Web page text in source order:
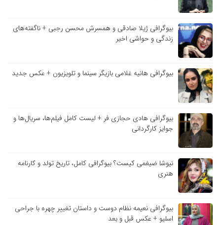
بیوگرافی ژیلا صادقی و همسرش محسن رجبی + ناگفته‌های
زندگی و حواشی اخیر
بیوگرافی هانیه غلامی بازیگر سینما و تلویزیون + عکس جدید
بیوگرافی هادی حجازی فر + لیست کامل فیلم‌ها، سریال‌ها و
جوایز کارگردانی
نیوشا ضیغمی کیست؟ بیوگرافی کامل، تاریخ تولد و کارنامه
هنری
بیوگرافی نعیمه نظام دوست و داستان تغییر چهره با جراحی
اسلیو + عکس قبل و بعد